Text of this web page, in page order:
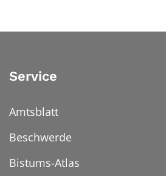
Service
Amtsblatt
Beschwerde
Bistums-Atlas